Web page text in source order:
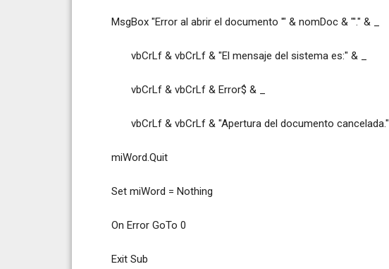
MsgBox "Error al abrir el documento '" & nomDoc & "'." & _
vbCrLf & vbCrLf & "El mensaje del sistema es:" & _
vbCrLf & vbCrLf & Error$ & _
vbCrLf & vbCrLf & "Apertura del documento cancelada."
miWord.Quit
Set miWord = Nothing
On Error GoTo 0
Exit Sub